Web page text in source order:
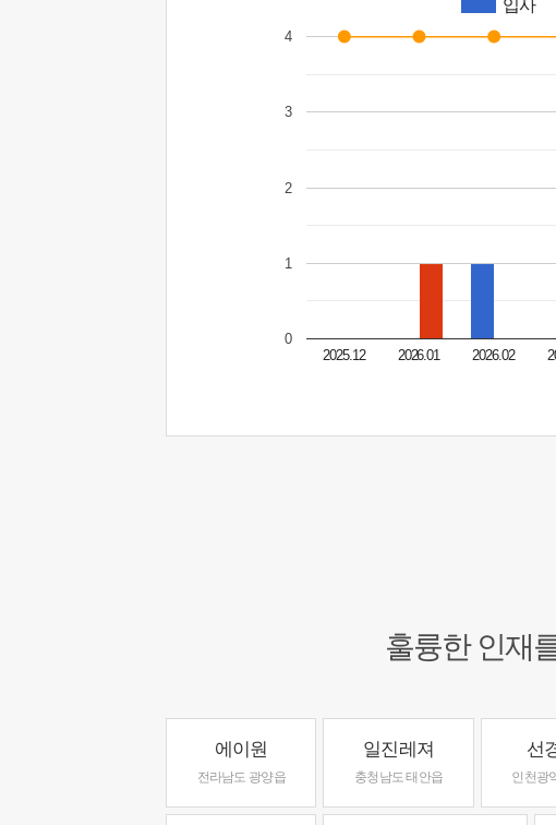
입사
2025.12 2026.01 2026.02
0
1
2
3
4
훌륭한 인재
에이원
전라남도 광양읍
일진레져
충청남도 태안읍
선
인천광